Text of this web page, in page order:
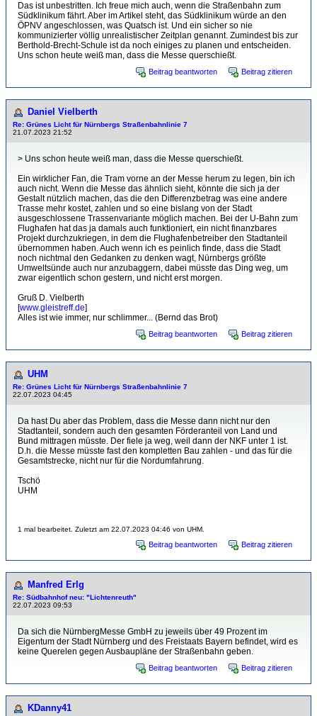
Das ist unbestritten. Ich freue mich auch, wenn die Straßenbahn zum
Südklinikum fährt. Aber im Artikel steht, das Südklinikum würde an den
ÖPNV angeschlossen, was Quatsch ist. Und ein sicher so nie
kommunizierter völlig unrealistischer Zeitplan genannt. Zumindest bis zur
Berthold-Brecht-Schule ist da noch einiges zu planen und entscheiden.
Uns schon heute weiß man, dass die Messe querschießt.
Beitrag beantworten Beitrag zitieren
Daniel Vielberth
Re: Grünes Licht für Nürnbergs Straßenbahnlinie 7
21.07.2023 21:52
> Uns schon heute weiß man, dass die Messe querschießt.
Ein wirklicher Fan, die Tram vorne an der Messe herum zu legen, bin ich
auch nicht. Wenn die Messe das ähnlich sieht, könnte die sich ja der
Gestalt nützlich machen, das die den Differenzbetrag was eine andere
Trasse mehr kostet, zahlen und so eine bislang von der Stadt
ausgeschlossene Trassenvariante möglich machen. Bei der U-Bahn zum
Flughafen hat das ja damals auch funktioniert, ein nicht finanzbares
Projekt durchzukriegen, in dem die Flughafenbetreiber den Stadtanteil
übernommen haben. Auch wenn ich es peinlich finde, dass die Stadt
noch nichtmal den Gedanken zu denken wagt, Nürnbergs größte
Umweltsünde auch nur anzubaggern, dabei müsste das Ding weg, um
zwar eigentlich schon gestern, und nicht erst morgen.
Gruß D. Vielberth
[www.gleistreff.de]
Alles ist wie immer, nur schlimmer... (Bernd das Brot)
Beitrag beantworten Beitrag zitieren
UHM
Re: Grünes Licht für Nürnbergs Straßenbahnlinie 7
22.07.2023 04:45
Da hast Du aber das Problem, dass die Messe dann nicht nur den
Stadtanteil, sondern auch den gesamten Förderanteil von Land und
Bund mittragen müsste. Der fiele ja weg, weil dann der NKF unter 1 ist.
D.h. die Messe müsste fast den kompletten Bau zahlen - und das für die
Gesamtstrecke, nicht nur für die Nordumfahrung.
Tschö
UHM
1 mal bearbeitet. Zuletzt am 22.07.2023 04:46 von UHM.
Beitrag beantworten Beitrag zitieren
Manfred Erlg
Re: Südbahnhof neu: "Lichtenreuth"
22.07.2023 09:53
Da sich die NürnbergMesse GmbH zu jeweils über 49 Prozent im
Eigentum der Stadt Nürnberg und des Freistaats Bayern befindet, wird es
keine Querelen gegen Ausbaupläne der Straßenbahn geben.
Beitrag beantworten Beitrag zitieren
KDanny41